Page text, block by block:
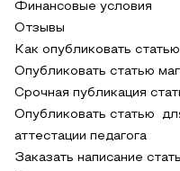
Финансовые условия
Отзывы
Как опубликовать
Опубликовать статью
Срочная публикация
Опубликовать статью
аттестации педагога
Заказать написание